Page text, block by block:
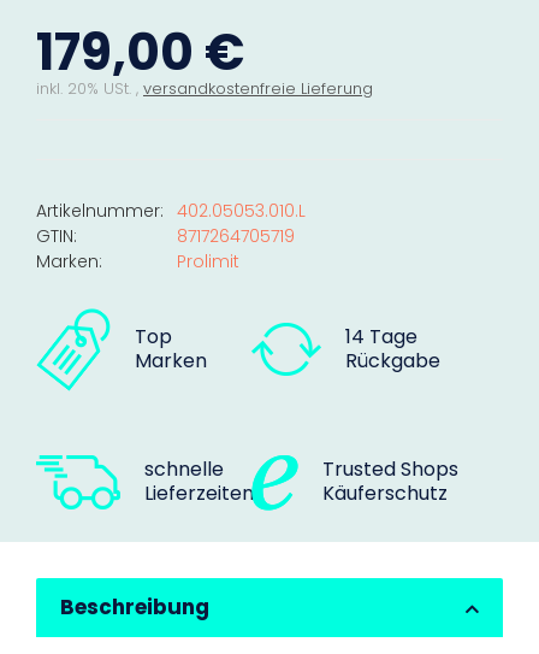
179,00 €
inkl. 20% USt. , versandkostenfreie Lieferung
Artikelnummer: 402.05053.010.L
GTIN:
8717264705719
Marken:
Prolimit
Top
Marken
14 Tage
Rückgabe
schnelle
Lieferzeiten
Trusted Shops
Käuferschutz
Beschreibung